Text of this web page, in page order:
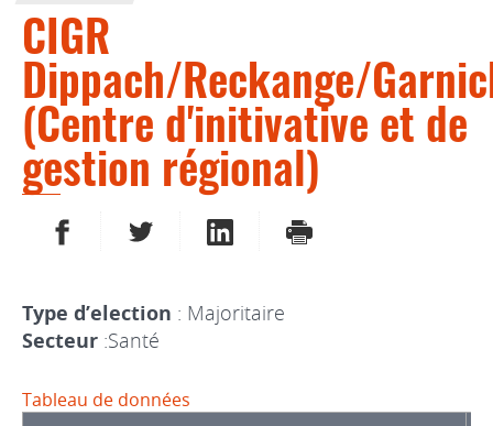
CIGR
Dippach/Reckange/
(Centre d'initivative et de
gestion régional)
PARTAGER SUR FACEBOOK
PARTAGER SUR TWITTER
PARTAGER SUR LINKEDIN
IMPRIMER
Type d’election : Majoritaire
Secteur :Santé
Tableau de données